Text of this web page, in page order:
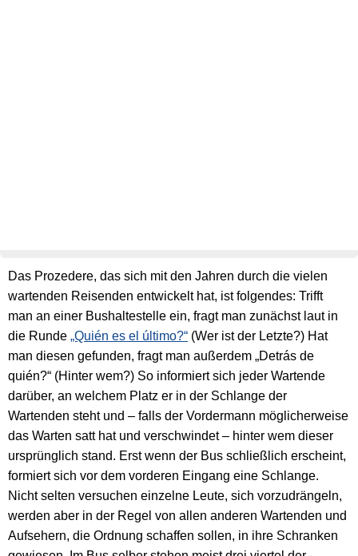
Das Prozedere, das sich mit den Jahren durch die vielen
wartenden Reisenden entwickelt hat, ist folgendes: Trifft
man an einer Bushaltestelle ein, fragt man zunächst laut in
die Runde „Quién es el último?“ (Wer ist der Letzte?) Hat
man diesen gefunden, fragt man außerdem „Detrás de
quién?“ (Hinter wem?) So informiert sich jeder Wartende
darüber, an welchem Platz er in der Schlange der
Wartenden steht und – falls der Vordermann möglicherweise
das Warten satt hat und verschwindet – hinter wem dieser
ursprünglich stand. Erst wenn der Bus schließlich erscheint,
formiert sich vor dem vorderen Eingang eine Schlange.
Nicht selten versuchen einzelne Leute, sich vorzudrängeln,
werden aber in der Regel von allen anderen Wartenden und
Aufsehern, die Ordnung schaffen sollen, in ihre Schranken